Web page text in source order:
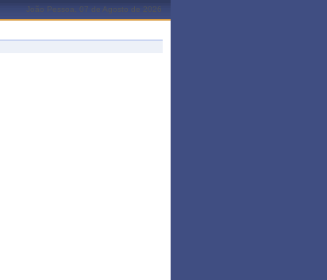
João Pessoa, 07 de Agosto de 2026